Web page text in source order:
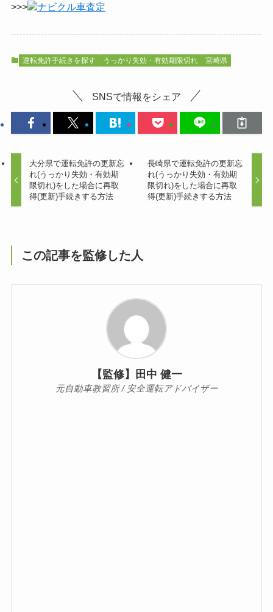
>>> ナビクル車査定
運転免許手続きを探す うっかり失効・有効期限切れ 宮崎県
SNSで情報をシェア
大分県で運転免許の更新忘
れ(うっかり失効・有効期
限切れ)をした場合に再取
得(更新)手続きする方法
長崎県で運転免許の更新忘
れ(うっかり失効・有効期
限切れ)をした場合に再取
得(更新)手続きする方法
この記事を監修した人
【監修】田中 健一
元自動車教習所 / 安全運転アドバイザー